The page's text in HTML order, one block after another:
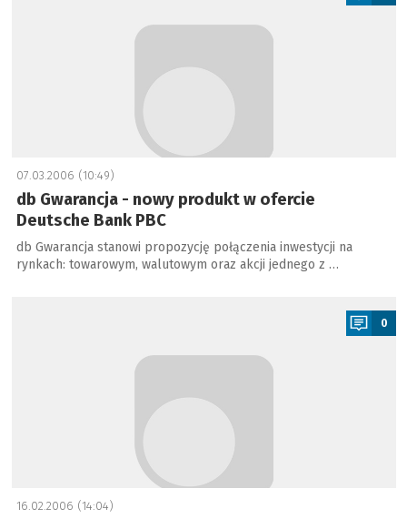
07.03.2006 (10:49)
db Gwarancja - nowy produkt w ofercie
Deutsche Bank PBC
db Gwarancja stanowi propozycję połączenia inwestycji na
rynkach: towarowym, walutowym oraz akcji jednego z …
0
16.02.2006 (14:04)